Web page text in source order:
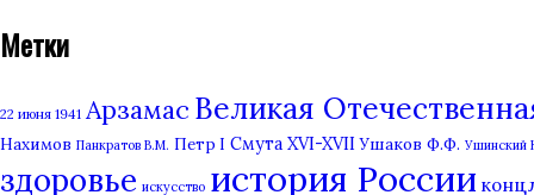
Метки
22 июня 1941 Арзамас Великая
Нахимов Панкратов В.М. Петр I Смута XVI-XVII Ушаков Ф.Ф. Ушинский
здоровье искусство история России